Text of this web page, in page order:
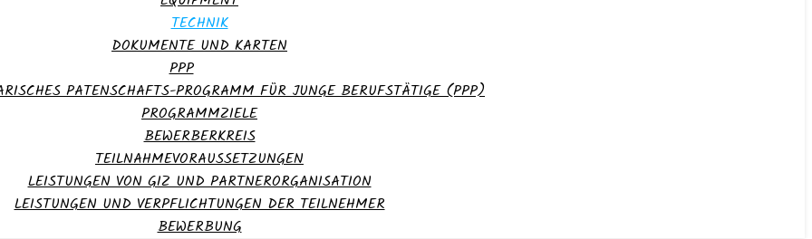
TECHNIK
DOKUMENTE UND KARTEN
PPP
PATENSCHAFTS-PROGRAMM FÜR JUNGE BERUFSTÄTIGE (PPP)
PROGRAMMZIELE
BEWERBERKREIS
TEILNAHMEVORAUSSETZUNGEN
LEISTUNGEN VON GIZ UND PARTNERORGANISATION
LEISTUNGEN UND VERPFLICHTUNGEN DER TEILNEHMER
BEWERBUNG